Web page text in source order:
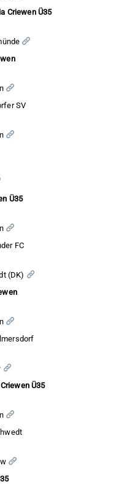
Criewen Ü35
SV
Ü35
FC
(DK)
Ü35